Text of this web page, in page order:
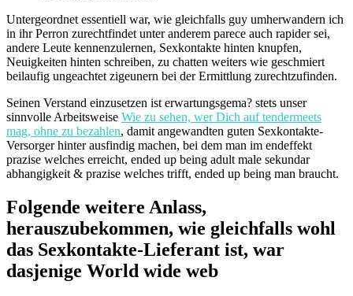
Untergeordnet essentiell war, wie gleichfalls guy umherwandern ich
in ihr Perron zurechtfindet unter anderem parece auch rapider sei,
andere Leute kennenzulernen, Sexkontakte hinten knupfen,
Neuigkeiten hinten schreiben, zu chatten weiters wie geschmiert
beilaufig ungeachtet zigeunern bei der Ermittlung zurechtzufinden.
Seinen Verstand einzusetzen ist erwartungsgema? stets unser
sinnvolle Arbeitsweise Wie zu sehen, wer Dich auf tendermeets
mag, ohne zu bezahlen, damit angewandten guten Sexkontakte-
Versorger hinter ausfindig machen, bei dem man im endeffekt
prazise welches erreicht, ended up being adult male sekundar
abhangigkeit & prazise welches trifft, ended up being man braucht.
Folgende weitere Anlass,
herauszubekommen, wie gleichfalls wohl
das Sexkontakte-Lieferant ist, war
dasjenige World wide web